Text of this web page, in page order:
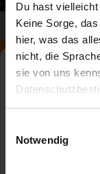
Du hast
Keine Sorge,
hier, was das
nicht, die
sie von uns
Notwendig
Kauffrau/-
Kein